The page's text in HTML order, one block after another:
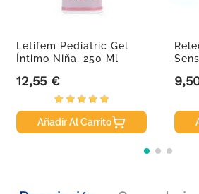
Letifem Pediatric Gel
Íntimo Niña, 250 Ml
Precio
12,55 €
Añadir Al Carrito